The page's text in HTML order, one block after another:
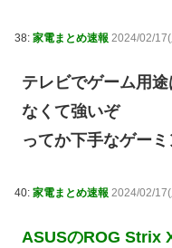
38: 家電まとめ速報 2024/02/
テレビでゲーム用
なくて強いぞ
ってか下手なゲー
40: 家電まとめ速報 2024/02/
ASUSのROG Strix